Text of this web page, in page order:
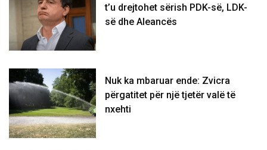
t’u drejtohet sërish PDK-së, LDK-
së dhe Aleancës
Nuk ka mbaruar ende: Zvicra
përgatitet për një tjetër valë të
nxehti